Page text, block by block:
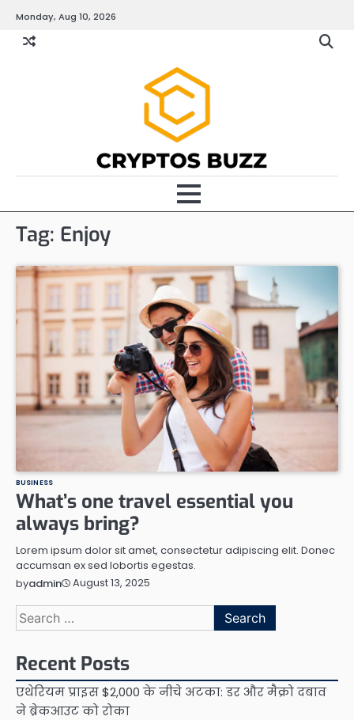
content
Monday, Aug 10, 2026
Tag: Enjoy
BUSINESS
What’s one travel essential you
always bring?
Lorem ipsum dolor sit amet, consectetur adipiscing elit. Donec
accumsan ex sed lobortis egestas.
byadmin August 13, 2025
Search
for:
Recent Posts
एथेरियम प्राइस $2,000 के नीचे अटका: डर और मैक्रो दबाव
ने ब्रेकआउट को रोका